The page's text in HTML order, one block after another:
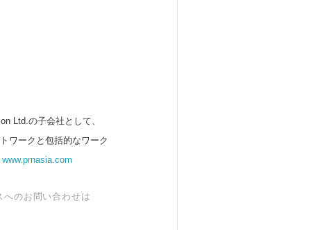
Ltd.の子会社として、
ワークと包括的なワーク
www.prnasia.com
のお問い合わせは